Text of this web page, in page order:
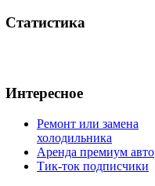
Статистика
Интересное
Ремонт или замена
холодильника
Аренда премиум авто
Тик-ток подписчики